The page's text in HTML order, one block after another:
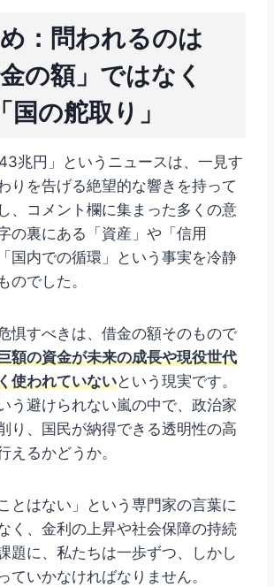
：問われるのは
金の額」ではなく
「国の舵取り」
兆円」というニュースは、一見す
りを告げる絶望的な響きを持って
、コメント欄に集まった多くの意
の裏にある「資産」や「信用
国内での循環」という事実を冷静
のでした。
惧すべきは、借金の額そのもので
額の資金が未来の成長や現役世代
使われていないという現実です。
う避けられない嵐の中で、政治家
り、国民が納得できる透明性の高
えるかどうか。
とはない」という専門家の言葉に
く、金利の上昇や社会保障の持続
題に、私たちは一歩ずつ、しかし
ていかなければなりません。